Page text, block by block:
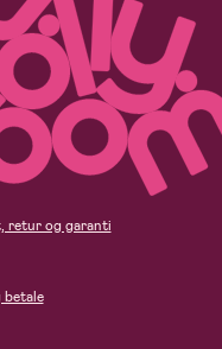
retur og garanti
betale